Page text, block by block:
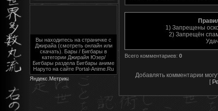
Вы находитесь на страничке с
Джирайа (смотреть онлайн или
скачать). Бары / Бигбары в
категории Джирайя Юзер/
Бигбары раздела Бигбары аниме
Наруто на сайте Portal-Anime.Ru
1) Запрещены
2) Запрещён
Всего комментариев: 0
Добавлять комментарии
[